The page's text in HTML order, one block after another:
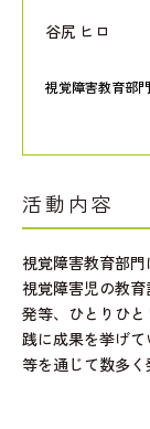
谷尻 ヒロ
視覚障害教育部門
活動内容
視覚障害教育部
視覚障害児の教
発等、ひとりひ
践に成果を挙げ
等を通じて数多く